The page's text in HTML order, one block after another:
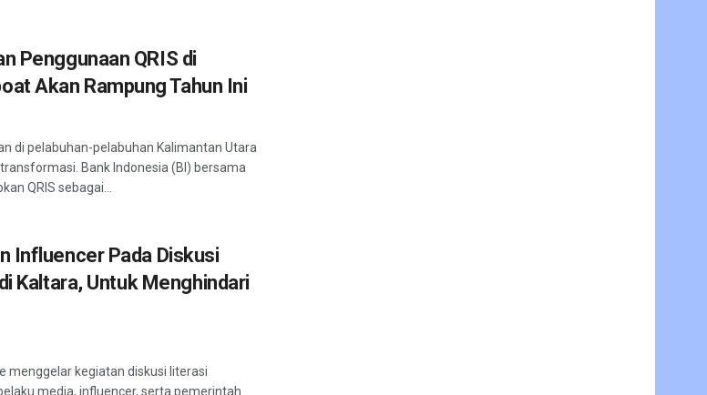
Penggunaan QRIS di
Akan Rampung Tahun Ini
di pelabuhan-pelabuhan Kalimantan Utara
Bank Indonesia (BI) bersama
QRIS sebagai...
Influencer Pada Diskusi
Kaltara, Untuk Menghindari
menggelar kegiatan diskusi literasi
media, influencer, serta pemerintah